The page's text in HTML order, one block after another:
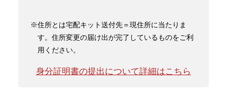
※住所とは宅配キット送付先＝現住所に当たりま
す。住所変更の届け出が完了しているものをご利
用ください。
身分証明書の提出について詳細はこちら